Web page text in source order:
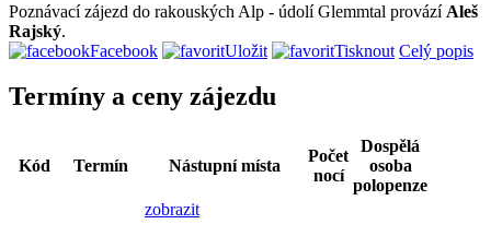
Poznávací zájezd do rakouských Alp - údolí Glemmtal provází Aleš
Rajský.
Facebook
Uložit Tisknout Celý popis
Termíny a ceny zájezdu
Kód Termín Nástupní místa
Počet
nocí
Dospělá
osoba
polopenze
zobrazit